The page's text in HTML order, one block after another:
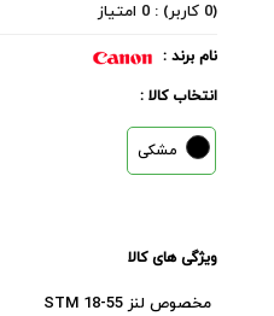
(0 کاربر) : 0 امتیاز
نام برند :
انتخاب کالا :
مشکی
ویژگی های کالا
مخصوص لنز 55-18 STM